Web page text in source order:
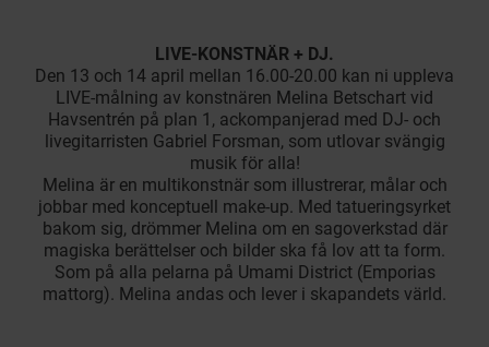
LIVE-KONSTNÄR + DJ.
Den 13 och 14 april mellan 16.00-20.00 kan ni uppleva
LIVE-målning av konstnären Melina Betschart vid
Havsentrén på plan 1, ackompanjerad med DJ- och
livegitarristen Gabriel Forsman, som utlovar svängig
musik för alla!
Melina är en multikonstnär som illustrerar, målar och
jobbar med konceptuell make-up. Med tatueringsyrket
bakom sig, drömmer Melina om en sagoverkstad där
magiska berättelser och bilder ska få lov att ta form.
Som på alla pelarna på Umami District (Emporias
mattorg). Melina andas och lever i skapandets värld.